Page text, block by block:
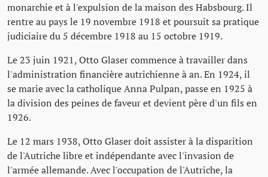
monarchie et à l'expulsion de la maison des Habsbourg. Il
rentre au pays le 19 novembre 1918 et poursuit sa pratique
judiciaire du 5 décembre 1918 au 15 octobre 1919.
Le 23 juin 1921, Otto Glaser commence à travailler dans
l'administration financière autrichienne à an. En 1924, il
se marie avec la catholique Anna Pulpan, passe en 1925 à
la division des peines de faveur et devient père d'un fils en
1926.
Le 12 mars 1938, Otto Glaser doit assister à la disparition
de l'Autriche libre et indépendante avec l'invasion de
l'armée allemande. Avec l'occupation de l'Autriche, la